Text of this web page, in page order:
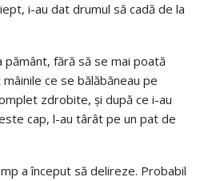
i-au dat drumul să cadă de la
pământ, fără să se mai poată
ce se bălăbăneau pe
zdrobite, şi după ce i-au
cap, l-au târât pe un pat de
a început să delireze. Probabil